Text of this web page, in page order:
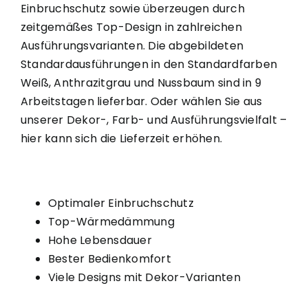
Einbruchschutz sowie überzeugen durch
zeitgemäßes Top-Design in zahlreichen
Ausführungsvarianten. Die abgebildeten
Standardausführungen in den Standardfarben
Weiß, Anthrazitgrau und Nussbaum sind in 9
Arbeitstagen lieferbar. Oder wählen Sie aus
unserer Dekor-, Farb- und Ausführungsvielfalt –
hier kann sich die Lieferzeit erhöhen.
Optimaler Einbruchschutz
Top-Wärmedämmung
Hohe Lebensdauer
Bester Bedienkomfort
Viele Designs mit Dekor-Varianten